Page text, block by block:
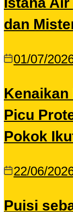
dan
01/07/
Picu
Pokok
22/06/
Puisi